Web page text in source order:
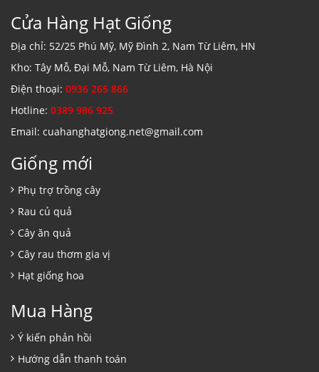
Cửa Hàng Hạt Giống
Địa chỉ: 52/25 Phú Mỹ, Mỹ Đình 2, Nam Từ Liêm, HN
Kho: Tây Mỗ, Đại Mỗ, Nam Từ Liêm, Hà Nội
Điện thoại: 0936 265 866
Hotline: 0389 986 925
Email: cuahanghatgiong.net@gmail.com
Giống mới
Phụ trợ trồng cây
Rau củ quả
Cây ăn quả
Cây rau thơm gia vị
Hạt giống hoa
Mua Hàng
Ý kiến phản hồi
Hướng dẫn thanh toán